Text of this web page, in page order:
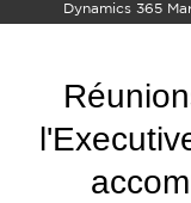
Dynamics 365